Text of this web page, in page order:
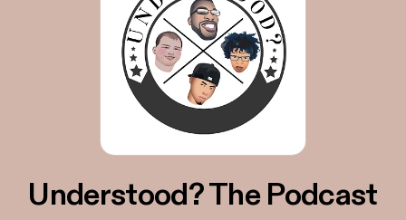
Understood? The Podcast